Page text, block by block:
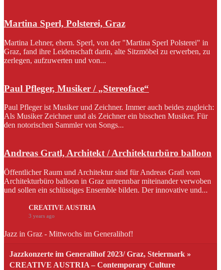
Martina Sperl, Polsterei, Graz
Martina Lehner, ehem. Sperl, von der "Martina Sperl Polsterei" in
Graz, fand ihre Leidenschaft darin, alte Sitzmöbel zu erwerben, zu
zerlegen, aufzuwerten und von...
Paul Pfleger, Musiker / „Stereoface“
Paul Pfleger ist Musiker und Zeichner. Immer auch beides zugleich:
Als Musiker Zeichner und als Zeichner ein bisschen Musiker. Für
den notorischen Sammler von Songs...
Andreas Gratl, Architekt / Architekturbüro balloon
Öffentlicher Raum und Architektur sind für Andreas Gratl vom
Architekturbüro balloon in Graz untrennbar miteinander verwoben
und sollen ein schlüssiges Ensemble bilden. Der innovative und...
CREATIVE AUSTRIA
3 years ago
Jazz in Graz - Mittwochs im Generalihof!
Jazzkonzerte im Generalihof 2023/ Graz, Steiermark »
CREATIVE AUSTRIA – Contemporary Culture